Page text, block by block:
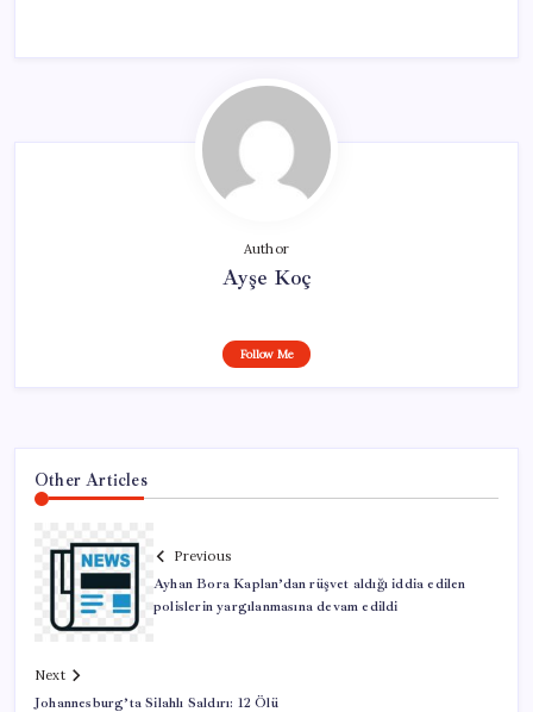
Author
Ayşe Koç
Follow Me
Other Articles
Previous
Ayhan Bora Kaplan’dan rüşvet aldığı iddia edilen
polislerin yargılanmasına devam edildi
Next
Johannesburg’ta Silahlı Saldırı: 12 Ölü